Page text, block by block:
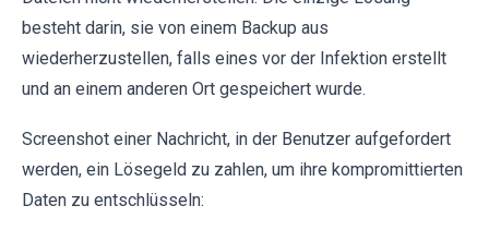
besteht darin, sie von einem Backup aus
wiederherzustellen, falls eines vor der Infektion erstellt
und an einem anderen Ort gespeichert wurde.
Screenshot einer Nachricht, in der Benutzer aufgefordert
werden, ein Lösegeld zu zahlen, um ihre kompromittierten
Daten zu entschlüsseln: